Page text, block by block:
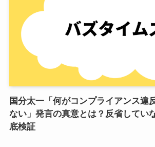
国分太一「何がコンプライアンス違
ない」発言の真意とは？反省してい
底検証